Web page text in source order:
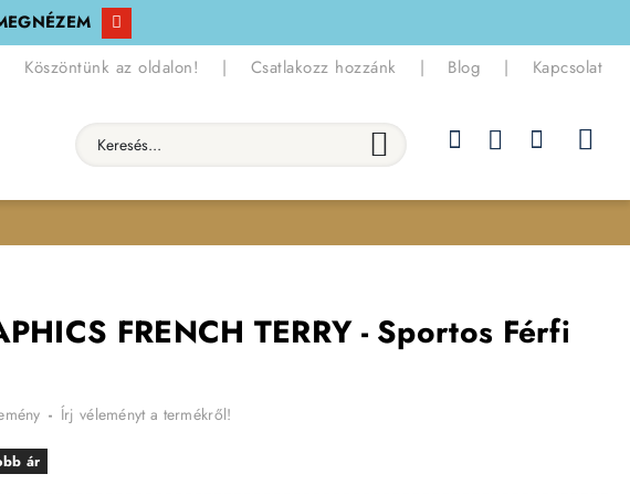
Köszöntünk az oldalon! | Csatlakozz hozzánk | Blog | Kapcsolat
Keresés...
FRENCH TERRY - Sportos Férfi
ár
- Írj véleményt a termékről!